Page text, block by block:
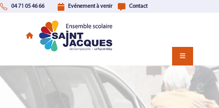
04 71 05 46 66 Evénement à venir Contact